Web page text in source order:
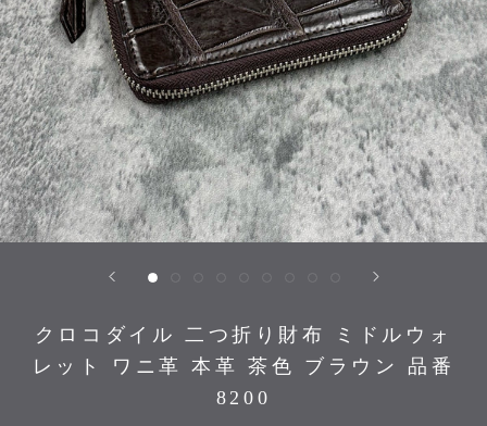
す
る
クロコダイル 二つ折り財布 ミドルウォ
レット ワニ革 本革 茶色 ブラウン 品番
8200